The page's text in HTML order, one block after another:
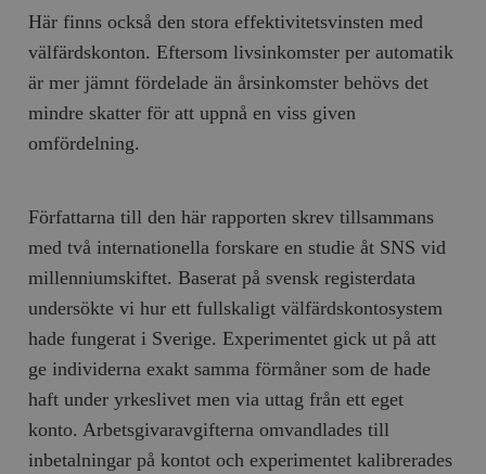
Här finns också den stora effektivitetsvinsten med
välfärdskonton. Eftersom livsinkomster per automatik
är mer jämnt fördelade än årsinkomster behövs det
mindre skatter för att uppnå en viss given
omfördelning.
Författarna till den här rapporten skrev tillsammans
med två internationella forskare en studie åt SNS vid
millenniumskiftet. Baserat på svensk registerdata
undersökte vi hur ett fullskaligt välfärdskontosystem
hade fungerat i Sverige. Experimentet gick ut på att
ge individerna exakt samma förmåner som de hade
haft under yrkeslivet men via uttag från ett eget
konto. Arbetsgivaravgifterna omvandlades till
inbetalningar på kontot och experimentet kalibrerades